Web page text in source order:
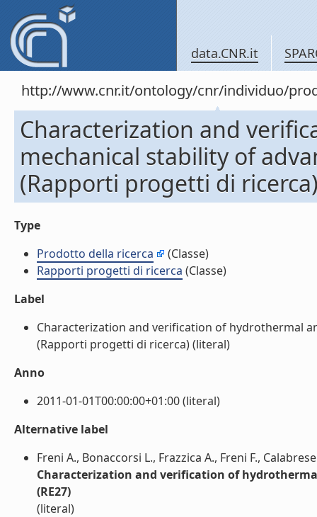
data.CNR.it
http://www.cnr.it/ontology/cnr/individuo/
Characterization and
mechanical stability of
(Rapporti progetti di
Type
Prodotto della ricerca
(Classe)
Rapporti progetti di ricerca (Classe)
Label
Characterization and verification of hydrothermal
(Rapporti progetti di ricerca) (literal)
Anno
2011-01-01T00:00:00+01:00 (literal)
Alternative label
Freni A., Bonaccorsi L., Frazzica A., Freni F.,
Characterization and verification of
(RE27)
(literal)